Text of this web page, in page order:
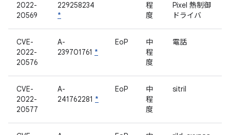
2022-
20569
229258234
*
程
度
Pixel 熱制御
ドライバ
CVE-
2022-
20576
A-
239701761 *
EoP
中
程
度
電話
CVE-
2022-
20577
A-
241762281 *
EoP
中
程
度
sitril